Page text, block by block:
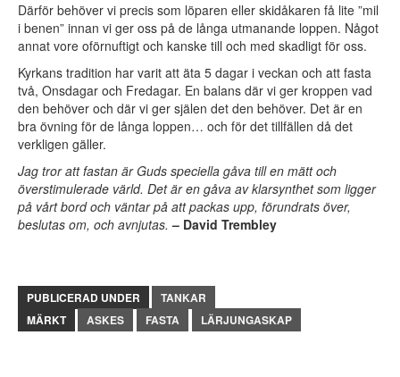
Därför behöver vi precis som löparen eller skidåkaren få lite ”mil
i benen” innan vi ger oss på de långa utmanande loppen. Något
annat vore oförnuftigt och kanske till och med skadligt för oss.
Kyrkans tradition har varit att äta 5 dagar i veckan och att fasta
två, Onsdagar och Fredagar. En balans där vi ger kroppen vad
den behöver och där vi ger själen det den behöver. Det är en
bra övning för de långa loppen… och för det tillfällen då det
verkligen gäller.
Jag tror att fastan är Guds speciella gåva till en mätt och
överstimulerade värld. Det är en gåva av klarsynthet som ligger
på vårt bord och väntar på att packas upp, förundrats över,
beslutas om, och avnjutas. – David Trembley
PUBLICERAD UNDER
TANKAR
MÄRKT
ASKES FASTA LÄRJUNGASKAP